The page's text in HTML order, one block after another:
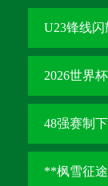
**枫雪征